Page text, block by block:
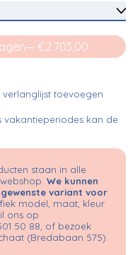
— €2.703,00
verlanglijst toevoegen
vakantieperiodes kan de
staan in alle
We kunnen
variant voor
model, maat, kleur
ons op
50 88, of bezoek
(Bredabaan 575).